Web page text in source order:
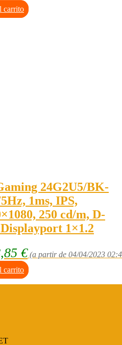
carrito
24G2U5/BK-
1ms, IPS,
250 cd/m, D-
1×1.2
€ (a partir de 04/04/2023
carrito